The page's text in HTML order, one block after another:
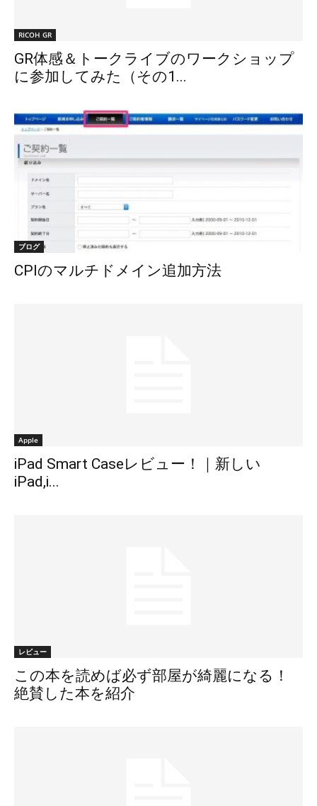
RICOH GR
GR体感＆トークライブのワークショップ
に参加してみた（その1...
ブログ
CPIのマルチドメイン追加方法
Apple
iPad Smart Caseレビュー！｜新しい
iPad,i...
レビュー
この本を読めば必ず部屋が綺麗になる！
絶賛した本を紹介